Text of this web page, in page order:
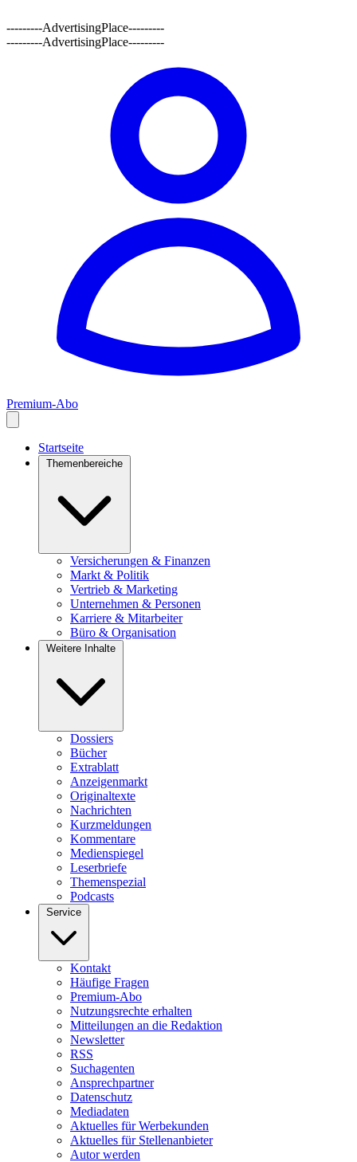
---------AdvertisingPlace---------
---------AdvertisingPlace---------
Premium-Abo
Startseite
Themenbereiche
Versicherungen & Finanzen
Markt & Politik
Vertrieb & Marketing
Unternehmen & Personen
Karriere & Mitarbeiter
Büro & Organisation
Weitere Inhalte
Dossiers
Bücher
Extrablatt
Anzeigenmarkt
Originaltexte
Nachrichten
Kurzmeldungen
Kommentare
Medienspiegel
Leserbriefe
Themenspezial
Podcasts
Service
Kontakt
Häufige Fragen
Premium-Abo
Nutzungsrechte erhalten
Mitteilungen an die Redaktion
Newsletter
RSS
Suchagenten
Ansprechpartner
Datenschutz
Mediadaten
Aktuelles für Werbekunden
Aktuelles für Stellenanbieter
Autor werden